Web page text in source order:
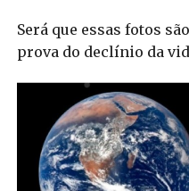
Será que essas fotos
prova do declínio da